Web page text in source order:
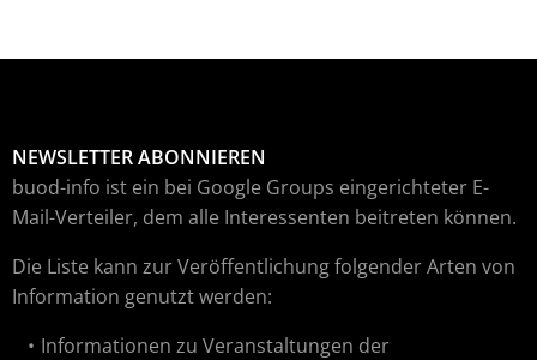
NEWSLETTER ABONNIEREN
buod-info ist ein bei Google Groups eingerichteter E-
Mail-Verteiler, dem alle Interessenten beitreten können.
Die Liste kann zur Veröffentlichung folgender Arten von
Information genutzt werden:
Informationen zu Veranstaltungen der